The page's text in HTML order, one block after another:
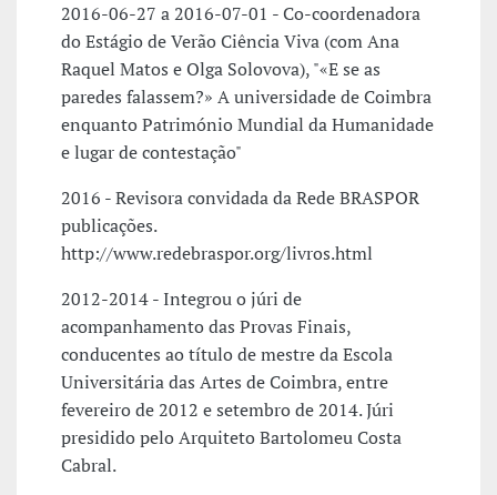
2016-06-27 a 2016-07-01 - Co-coordenadora
do Estágio de Verão Ciência Viva (com Ana
Raquel Matos e Olga Solovova), "«E se as
paredes falassem?» A universidade de Coimbra
enquanto Património Mundial da Humanidade
e lugar de contestação"
2016 - Revisora convidada da Rede BRASPOR
publicações.
http://www.redebraspor.org/livros.html
2012-2014 - Integrou o júri de
acompanhamento das Provas Finais,
conducentes ao título de mestre da Escola
Universitária das Artes de Coimbra, entre
fevereiro de 2012 e setembro de 2014. Júri
presidido pelo Arquiteto Bartolomeu Costa
Cabral.